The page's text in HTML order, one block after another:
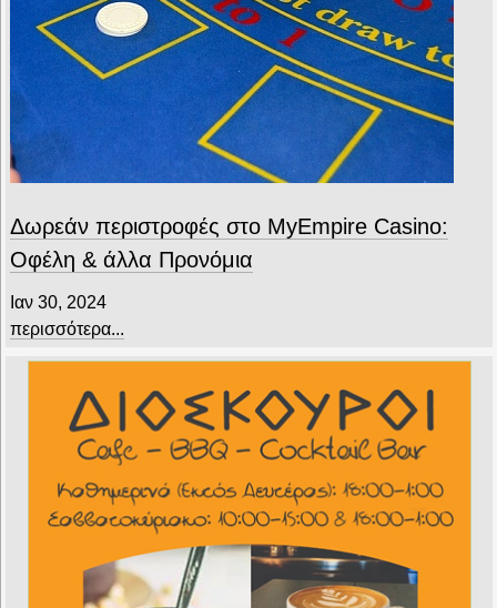
Δωρεάν περιστροφές στο MyEmpire Casino:
Οφέλη & άλλα Προνόμια
Ιαν 30, 2024
περισσότερα...